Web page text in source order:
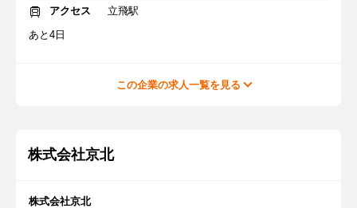
アクセス
立飛駅
あと4日
この企業の求人一覧を見る
株式会社京北
株式会社京北